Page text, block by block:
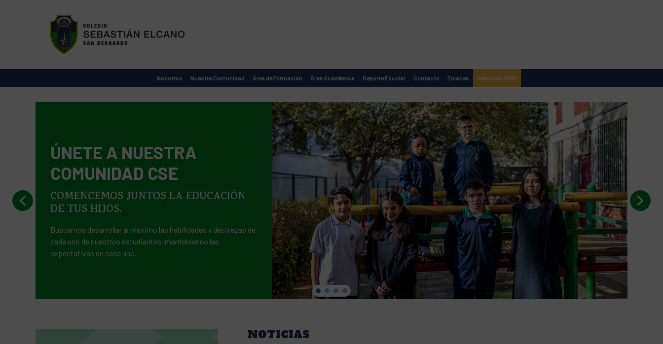
Colegio
Sebastián
Elcano
de
San
Bernardo
Nosotros Nuestra Comunidad Área de Formación Área Académica Deporte Escolar Contacto Enlaces Admisión 2027
ÚNETE A NUESTRA
COMUNIDAD CSE
COMENCEMOS JUNTOS LA EDUCACIÓN
DE TUS HIJOS.
Buscamos desarrollar al máximo las habilidades y destrezas de
cada uno de nuestros estudiantes, manteniendo las
expectativas de cada uno.
NOTICIAS